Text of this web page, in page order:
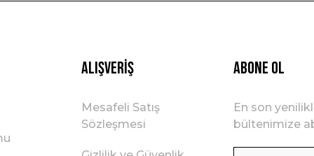
Alışveriş
Mesafeli Satış
Sözleşmesi
ABONE OL
En son
bültenimize